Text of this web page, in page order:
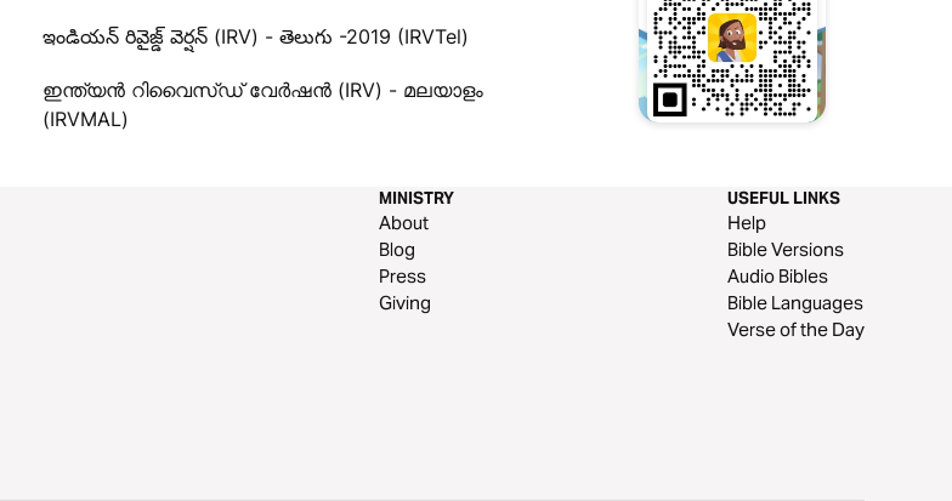
ఇండియన్ రివైజ్డ్ వెర్షన్ (IRV) - తెలుగు -2019 (IRVTel)
ഇന്ത്യൻ റിവൈസ്ഡ് വേർഷൻ (IRV) - മലയാളം
(IRVMAL)
MINISTRY
About
Blog
Press
Giving
USEFUL LINKS
Help
Bible Versions
Audio Bibles
Bible Languages
Verse of the Day